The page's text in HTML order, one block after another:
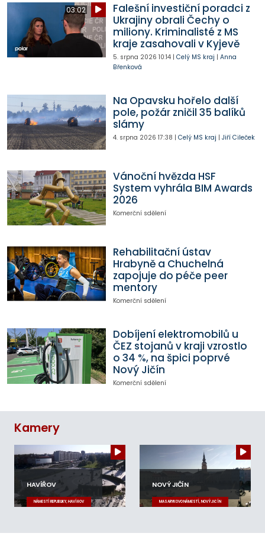
03:02
Falešní investiční poradci z
Ukrajiny obrali Čechy o
miliony. Kriminalisté z MS
kraje zasahovali v Kyjevě
5. srpna 2026 10:14| Celý MS kraj | Anna
Břenková
Na Opavsku hořelo další
pole, požár zničil 35 balíků
slámy
4. srpna 2026 17:38 | Celý MS kraj | Jiří Cileček
Vánoční hvězda HSF
System vyhrála BIM Awards
2026
Komerční sdělení
Rehabilitační ústav
Hrabyně a Chuchelná
zapojuje do péče peer
mentory
Komerční sdělení
Dobíjení elektromobilů u
ČEZ stojanů v kraji vzrostlo
o 34 %, na špici poprvé
Nový Jičín
Komerční sdělení
Kamery
HAVÍŘOV
NÁMĚSTÍ REPUBLIKY, HAVÍŘOV
NOVÝ JIČÍN
MASARYKOVO NÁMĚSTÍ, NOVÝ JIČÍN